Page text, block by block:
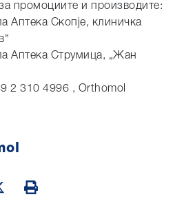
промоциите и производите:
Аптека Скопје, клиничка
Аптека Струмица, „Жан
2 310 4996 , Orthomol